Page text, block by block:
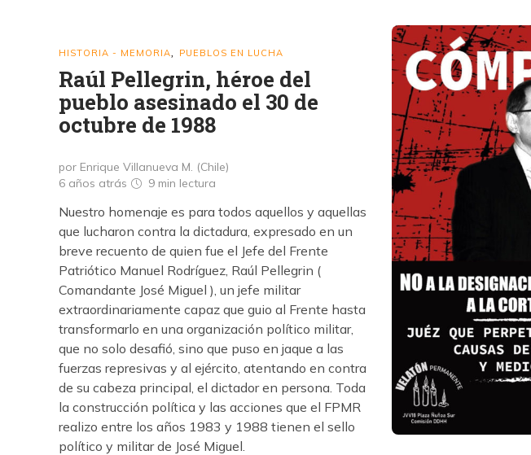
HISTORIA - MEMORIA PUEBLOS EN LUCHA
Raúl Pellegrin, héroe del
pueblo asesinado el 30 de
octubre de 1988
por Enrique Villanueva M. (Chile)
6 años atrás
9 min lectura
Nuestro homenaje es para todos aquellos y aquellas
que lucharon contra la dictadura, expresado en un
breve recuento de quien fue el Jefe del Frente
Patriótico Manuel Rodríguez, Raúl Pellegrin (
Comandante José Miguel ), un jefe militar
extraordinariamente capaz que guio al Frente hasta
transformarlo en una organización político militar,
que no solo desafió, sino que puso en jaque a las
fuerzas represivas y al ejército, atentando en contra
de su cabeza principal, el dictador en persona. Toda
la construcción política y las acciones que el FPMR
realizo entre los años 1983 y 1988 tienen el sello
político y militar de José Miguel.